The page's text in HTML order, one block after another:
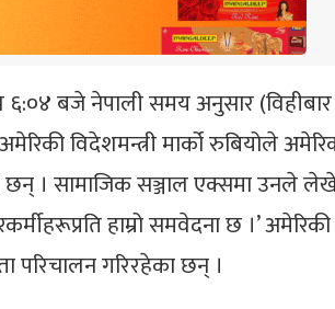
बजे नेपाली समय अनुसार (विहीबार
विदेशमन्त्री मार्को रुबियोले
छन् । सामाजिक सञ्जाल एक्समा उनले
हाम्रो समवेदना छ ।’
परिचालन गरिरहेका छन् ।